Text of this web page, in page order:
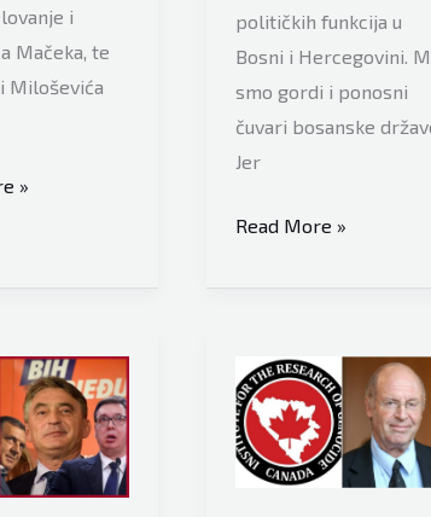
i
Mačeka, te
Miloševića
»
političkih funkcija u
Bosni i Hercegovini.
smo gordi i ponosni
čuvari bosanske
Jer
Ramić
poručio
“Tvoj
odlazak
sa
svih
Read More »